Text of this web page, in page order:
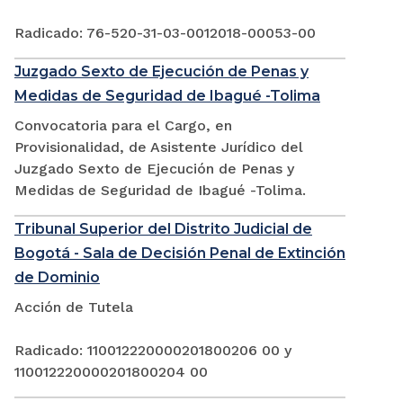
Radicado: 76-520-31-03-0012018-00053-00
Juzgado Sexto de Ejecución de Penas y
Medidas de Seguridad de Ibagué -Tolima
Convocatoria para el Cargo, en
Provisionalidad, de Asistente Jurídico del
Juzgado Sexto de Ejecución de Penas y
Medidas de Seguridad de Ibagué -Tolima.
Tribunal Superior del Distrito Judicial de
Bogotá - Sala de Decisión Penal de Extinción
de Dominio
Acción de Tutela
Radicado: 110012220000201800206 00 y
110012220000201800204 00